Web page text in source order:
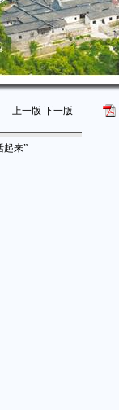
上一版 下一版
起来”